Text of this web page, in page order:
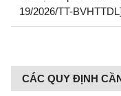
19/2026/TT-BVHTTDL]
CÁC QUY ĐỊNH